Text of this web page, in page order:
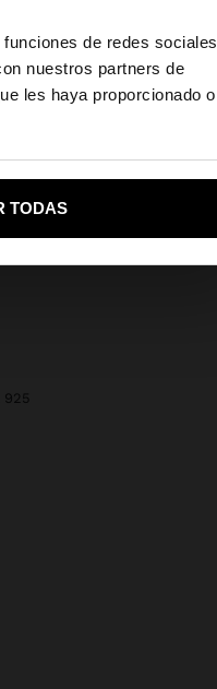
de redes sociales
nuestros partners de
les haya proporcionado o
TODAS
×
a United States
925